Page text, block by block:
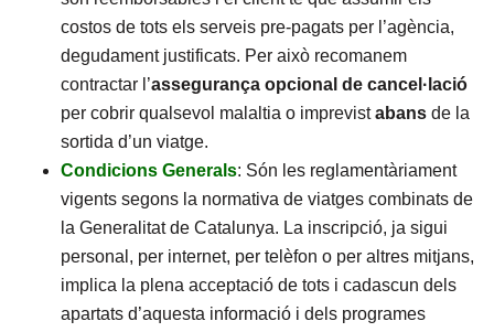
costos de tots els serveis pre-pagats per l’agència,
degudament justificats. Per això recomanem
contractar l’assegurança opcional de cancel·lació
per cobrir qualsevol malaltia o imprevistabans de la
sortida d’un viatge.
Condicions Generals: Són les reglamentàriament
vigents segons la normativa de viatges combinats de
la Generalitat de Catalunya. La inscripció, ja sigui
personal, per internet, per telèfon o per altres mitjans,
implica la plena acceptació de tots i cadascun dels
apartats d’aquesta informació i dels programes